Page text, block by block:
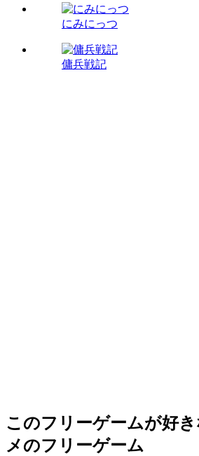
にみにっつ
傭兵戦記
このフリーゲームが好
メのフリーゲーム